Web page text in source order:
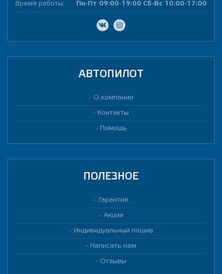
Время работы: Пн-Пт 09:00-19:00 Сб-Вс 10:00-17:00
АВТОПИЛОТ
О компании
Контакты
Помощь
ПОЛЕЗНОЕ
Гарантия
Акции
Индивидуальный пошив
Написать нам
Отзывы